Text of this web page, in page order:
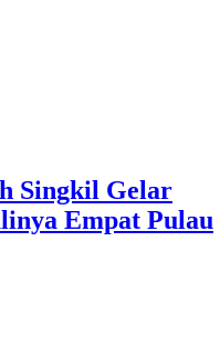
Singkil Gelar
Empat Pulau